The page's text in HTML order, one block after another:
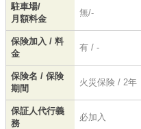
駐車場/
月額料金
無/-
保険加入 / 料
金
有 / -
保険名 / 保険
期間
火災保険 / 2年
保証人代行義
務
必加入